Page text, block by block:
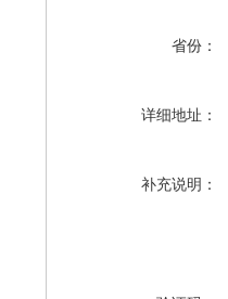
省份：
详细地址：
补充说明：